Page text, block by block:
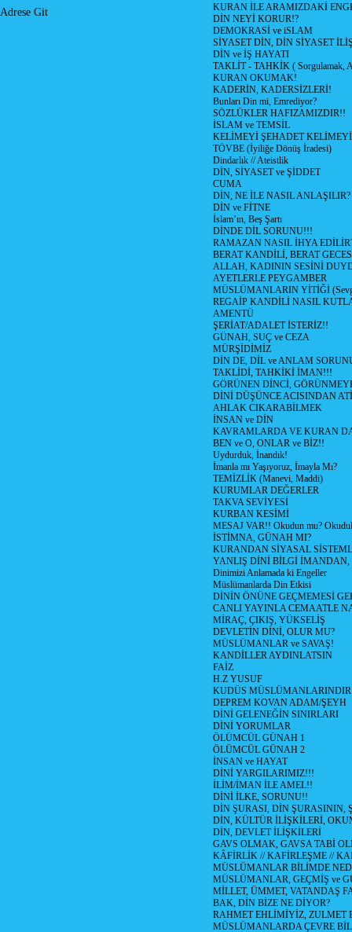
Adrese Git
KURAN İLE ARAMIZDAKİ
DİN NEYİ KORUR!?
DEMOKRASİ ve iSLAM
SİYASET DİN, DİN SİYASET
DİN ve İŞ HAYATI
TAKLİT - TAHKİK ( Sorgulamak,
KURAN OKUMAK!
KADERİN, KADERSİZLERİ!
Bunları Din mi, Emrediyor?
SÖZLÜKLER HAFIZAMIZDIR!!
İSLAM ve TEMSİL
KELİMEYİ ŞEHADET
TÖVBE (İyiliğe Dönüş İradesi)
Dindarlık // Ateistlik
DİN, SİYASET ve ŞİDDET
CUMA
DİN, NE İLE NASIL ANLAŞILIR?
DİN ve FİTNE
İslam’ın, Beş Şartı
DİNDE DİL SORUNU!!!
RAMAZAN NASIL İHYA
BERAT KANDİLİ, BERAT
ALLAH, KADININ SESİNİ
AYETLERLE PEYGAMBER
MÜSLÜMANLARIN YİTİĞİ
REGAİP KANDİLİ NASIL
AMENTÜ
ŞERİAT/ADALET İSTERİZ!!
GÜNAH, SUÇ ve CEZA
MÜRŞİDİMİZ
DİN DE, DİL ve ANLAM
TAKLİDİ, TAHKİKİ İMAN!!!
GÖRÜNEN DİNCİ,
DİNİ DÜŞÜNCE ACISINDAN ATİ
AHLAK CIKARABİLMEK
İNSAN ve DİN
KAVRAMLARDA VE KURAN
BEN ve O, ONLAR ve BİZ!!
Uydurduk, İnandık!
İmanla mı Yaşıyoruz, İmayla Mı?
TEMİZLİK (Manevi, Maddi)
KURUMLAR DEĞERLER
TAKVA SEVİYESİ
KURBAN KESİMİ
MESAJ VAR!! Okudun mu?
İSTİMNA, GÜNAH MI?
KURANDAN SİYASAL
YANLIŞ DİNİ BİLGİ İMANDAN,
Dinimizi Anlamada ki Engeller
Müslümanlarda Din Etkisi
DİNİN ÖNÜNE GEÇMEMESİ
CANLI YAYINLA CEMAATLE
MİRAÇ, ÇIKIŞ, YÜKSELİŞ
DEVLETİN DİNİ, OLUR MU?
MÜSLÜMANLAR ve SAVAŞ!
KANDİLLER AYDINLATSIN
FAİZ
H.Z YUSUF
KUDÜS MÜSLÜMANLARINDIR
DEPREM KOVAN ADAM/ŞEYH
DİNİ GELENEĞİN SINIRLARI
DİNİ YORUMLAR
ÖLÜMCÜL GÜNAH 1
ÖLÜMCÜL GÜNAH 2
İNSAN ve HAYAT
DİNİ YARGILARIMIZ!!!
İLİM/İMAN İLE AMEL!!
DİNİ İLKE, SORUNU!!
DİN ŞURASI, DİN ŞURASININ,
DİN, KÜLTÜR İLİŞKİLERİ,
DİN, DEVLET İLİŞKİLERİ
GAVS OLMAK, GAVSA TABİ
KÂFİRLİK // KAFİRLEŞME //
MÜSLÜMANLAR BİLİMDE
MÜSLÜMANLAR, GEÇMİŞ ve
MİLLET, ÜMMET, VATANDAŞ
BAK, DİN BİZE NE DİYOR?
RAHMET EHLİMİYİZ, ZULMET
MÜSLÜMANLARDA ÇEVRE